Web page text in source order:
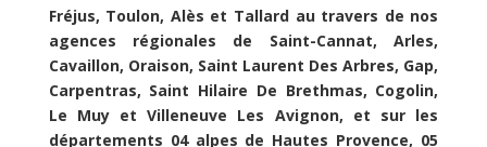
Fréjus, Toulon, Alès et Tallard au travers de nos
agences régionales de Saint-Cannat, Arles,
Cavaillon, Oraison, Saint Laurent Des Arbres, Gap,
Carpentras, Saint Hilaire De Brethmas, Cogolin,
Le Muy et Villeneuve Les Avignon, et sur les
départements 04 alpes de Hautes Provence, 05